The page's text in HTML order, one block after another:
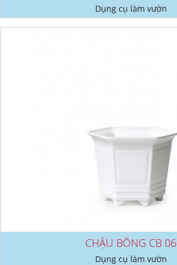
Dụng cụ làm vườn
CHẬU BÔNG CB 06
Dụng cụ làm vườn